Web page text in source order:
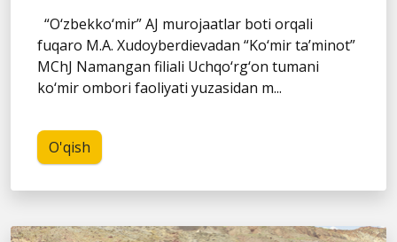
“O‘zbekko‘mir” AJ murojaatlar boti orqali
fuqaro M.A. Xudoyberdievadan “Ko‘mir ta’minot”
MChJ Namangan filiali Uchqo‘rg‘on tumani
ko‘mir ombori faoliyati yuzasidan m...
O'qish